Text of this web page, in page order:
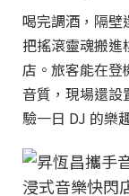
喝完調酒，隔壁
把搖滾靈魂搬進
店。旅客能在登
音質，現場還設
驗一日 DJ 的樂